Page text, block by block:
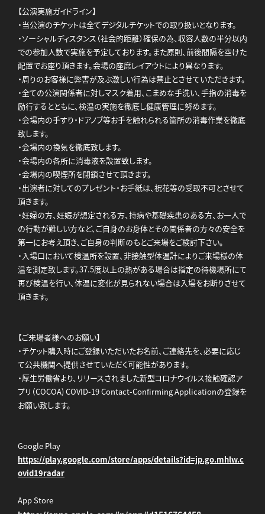
【公演実施ガイドライン】
・当公演のチケットは全てデジタルチケットでの取り扱いとなります。
・ソーシャルディスタンス（社会的距離）確保の為、収容人数の半分以内
での参加人数で実施を予定しております。また原則、前後間隔を空けた
配置でお座り頂きます。会場の座席レイアウトにより異なります。
・周りのお客様に弊害が及ぶ激しい行為は禁止とさせていただきます。
・全ての公演関係者に対しマスク着用、こまめな手洗い、手指の消毒を
励行するとともに、検温の実施を徹底し健康管理に努めます。
・会場内の手すり・ドアノブ等お手を触れられる箇所の消毒作業を徹底
致します。
・会場内の換気を徹底致します。
・会場内の各所に消毒液を設置致します。
・会場内の喫煙所を閉鎖させて頂きます。
・出演者に対してのプレゼント・お手紙は、祝花等の受取不可とさせて
頂きます。
・妊婦の方、妊娠が想定される方、持病や基礎疾患のある方、お一人で
の行動が難しい方など、ご自身のお身体とその関係者の方々の安全を
第一にお考え頂き、ご自身の判断のもとご来場をご検討下さい。
・入場口において検温所を設置、非接触型体温計によりご来場様の体
温を測定致します。37.5度以上の熱がある場合は指定の待機場所にて
再び検温を行い、体温に変化が見られない場合は入場をお断りさせて
頂きます。
【ご来場者様へのお願い】
・チケット購入時にご登録いただいたお名前、ご連絡先を、必要に応じ
て公共機関へ提供させていただく可能性があります。
・厚生労働省より、リリースされました新型コロナウイルス接触確認ア
プリ（COCOA) COVID-19 Contact-Confirming Applicationの登録を
お願い致します。
Google Play
https://play.google.com/store/apps/details?id=jp.go.mhlw.c
ovid19radar
App Store